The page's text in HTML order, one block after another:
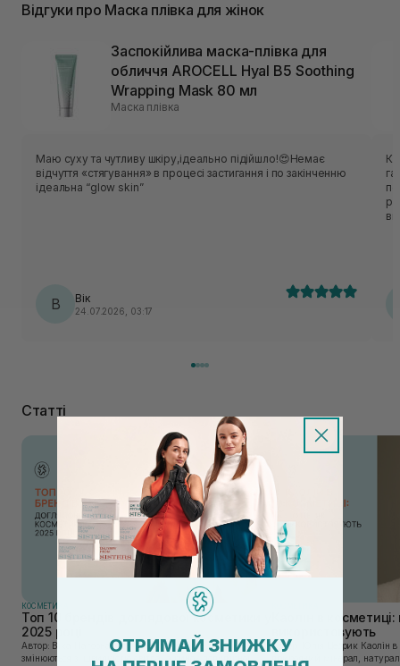
Відгуки про Маска плівка для жінок
Заспокійлива маска-плівка для
обличчя AROCELL Hyal B5 Soothing
Wrapping Mask 80 мл
Маска плівка
Маю суху та чутливу шкіру,ідеально підійшло!😍Немає
відчуття «стягування» в процесі застигання і по закінченню
ідеальна “glow skin”
В Вік
24.07.2026, 03:17
Статті
КОСМЕТИКА
Топ 10 брендів доглядової косметики у
2025 році
Автор: Віка Нагорна У сучасному світі, де тренди
змінюються зі швидкістю світла, а ринок популярної
Каолін в
використовують
Автор: Юлія Цебрик Каолін в косметології – це
природний мінерал,
ОТРИМАЙ ЗНИЖКУ